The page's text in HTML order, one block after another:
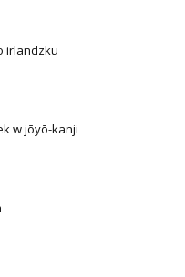
irlandzku
w jōyō-kanji